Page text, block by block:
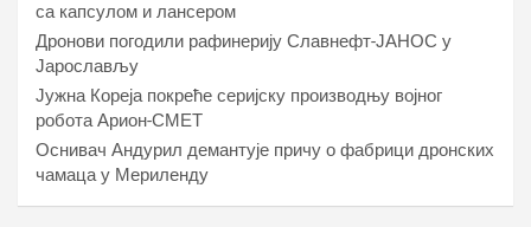
са капсулом и лансером
Дронови погодили рафинерију Славнефт-ЈАНОС у
Јарослављу
Јужна Кореја покреће серијску производњу војног
робота Арион-СМЕТ
Оснивач Андурил демантује причу о фабрици дронских
чамаца у Мериленду